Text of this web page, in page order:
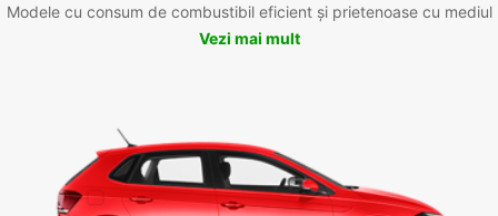
Modele cu consum de combustibil eficient și prietenoase cu mediul
Vezi mai mult